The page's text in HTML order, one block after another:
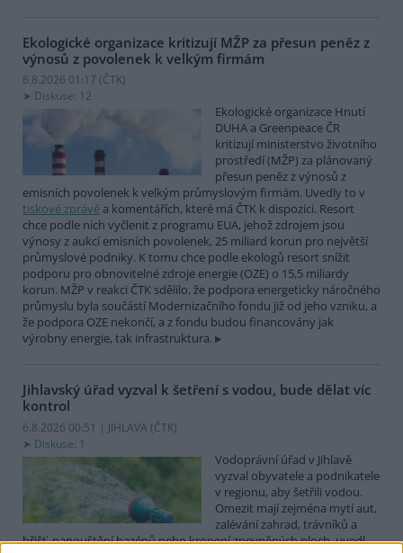
Ekologické organizace kritizují MŽP za přesun peněz z
výnosů z povolenek k velkým firmám
6.8.2026 01:17 (ČTK)
Diskuse: 12
Ekologické organizace Hnutí
DUHA a Greenpeace ČR
kritizují ministerstvo životního
prostředí (MŽP) za plánovaný
přesun peněz z výnosů z
emisních povolenek k velkým průmyslovým firmám. Uvedly to v
tiskové zprávě a komentářích, které má ČTK k dispozici. Resort
chce podle nich vyčlenit z programu EUA, jehož zdrojem jsou
výnosy z aukcí emisních povolenek, 25 miliard korun pro největší
průmyslové podniky. K tomu chce podle ekologů resort snížit
podporu pro obnovitelné zdroje energie (OZE) o 15,5 miliardy
korun. MŽP v reakci ČTK sdělilo, že podpora energeticky náročného
průmyslu byla součástí Modernizačního fondu již od jeho vzniku, a
že podpora OZE nekončí, a z fondu budou financovány jak
výrobny energie, tak infrastruktura.
Jihlavský úřad vyzval k šetření s vodou, bude dělat víc
kontrol
6.8.2026 00:51 | JIHLAVA (ČTK)
Diskuse: 1
Vodoprávní úřad v Jihlavě
vyzval obyvatele a podnikatele
v regionu, aby šetřili vodou.
Omezit mají zejména mytí aut,
zalévání zahrad, trávníků a
hřišť, napouštění bazénů nebo kropení zpevněných ploch, uvedl